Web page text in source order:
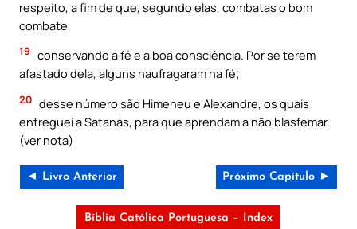
respeito, a fim de que, segundo elas, combatas o bom
combate,
19 conservando a fé e a boa consciência. Por se terem
afastado dela, alguns naufragaram na fé;
20 desse número são Himeneu e Alexandre, os quais
entreguei a Satanás, para que aprendam a não blasfemar.
(ver nota)
◄ Livro Anterior Próximo Capítulo ►
Bíblia Católica Portuguesa – Index